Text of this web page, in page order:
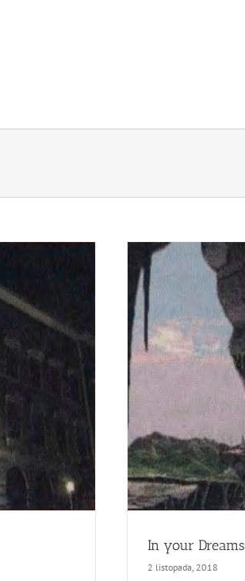
In your Dreams
2 listopada, 2018